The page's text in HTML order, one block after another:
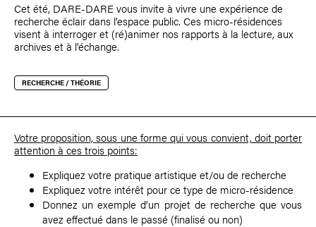
Cet été, DARE-DARE vous invite à vivre une expérience de
recherche éclair dans l’espace public. Ces micro-résidences
visent à interroger et (ré)animer nos rapports à la lecture, aux
archives et à l’échange.
RECHERCHE / THÉORIE
Votre proposition, sous une forme qui vous convient, doit porter
attention à ces trois points:
Expliquez votre pratique artistique et/ou de recherche
Expliquez votre intérêt pour ce type de micro-résidence
Donnez un exemple d’un projet de recherche que vous
avez effectué dans le passé (finalisé ou non)